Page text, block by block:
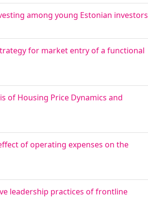
among young Estonian investors
for market entry of a functional
of Housing Price Dynamics and
of operating expenses on the
leadership practices of frontline